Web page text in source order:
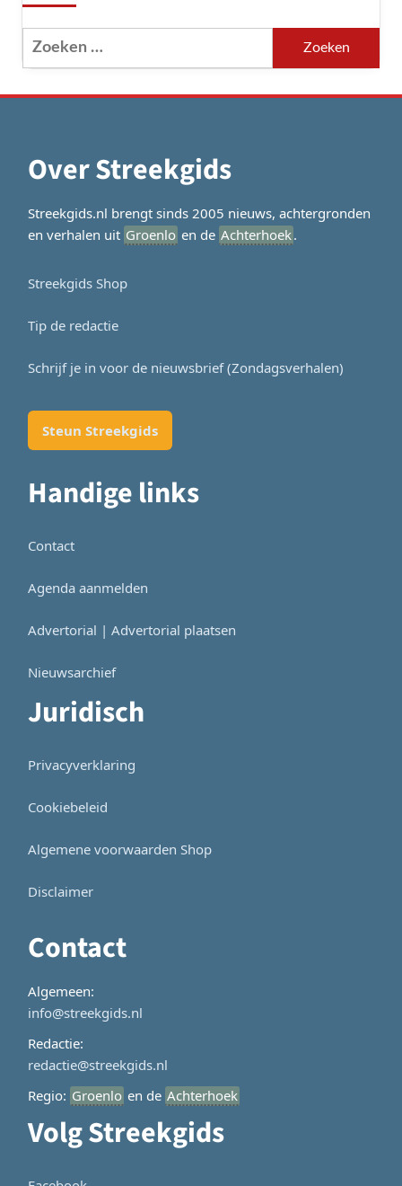
Zoeken
naar:
Over Streekgids
Streekgids.nl brengt sinds 2005 nieuws, achtergronden
en verhalen uit Groenlo en de Achterhoek.
Streekgids Shop
Tip de redactie
Schrijf je in voor de nieuwsbrief (Zondagsverhalen)
Steun Streekgids
Handige links
Contact
Agenda aanmelden
Advertorial | Advertorial plaatsen
Nieuwsarchief
Juridisch
Privacyverklaring
Cookiebeleid
Algemene voorwaarden Shop
Disclaimer
Contact
Algemeen:
info@streekgids.nl
Redactie:
redactie@streekgids.nl
Regio: Groenlo en de Achterhoek
Volg Streekgids